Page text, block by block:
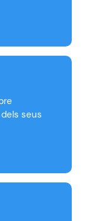
seus